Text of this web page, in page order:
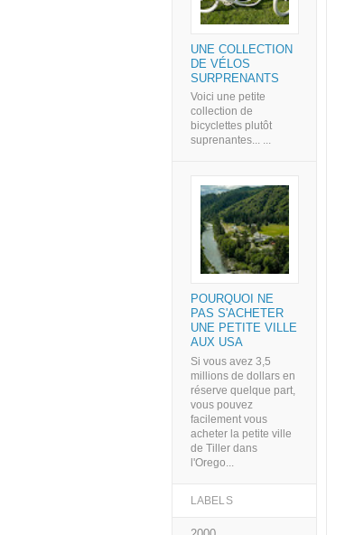
UNE COLLECTION
DE VÉLOS
SURPRENANTS
Voici une petite
collection de
bicyclettes plutôt
suprenantes... ...
POURQUOI NE
PAS S'ACHETER
UNE PETITE VILLE
AUX USA
Si vous avez 3,5
millions de dollars en
réserve quelque part,
vous pouvez
facilement vous
acheter la petite ville
de Tiller dans
l'Orego...
LABELS